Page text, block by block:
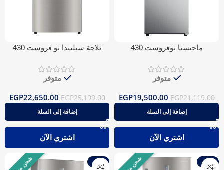
ماجيستا نوفروست 430
متوفر
EGP21,119.00
EGP19,500.00
إضافة إلى السلة
اشتري الآن
ثلاجة سبليندا نو فروست 430
متوفر
EGP25,199.00
EGP22,650.00
إضافة إلى السلة
اشتري الآن
-10%
-10%